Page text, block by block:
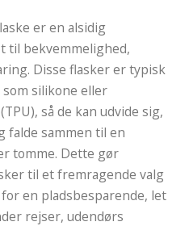
er en alsidig
til bekvemmelighed,
Disse flasker er typisk
silikone eller
så de kan udvide sig,
falde sammen til en
tomme. Dette gør
til et fremragende valg
en pladsbesparende, let
rejser, udendørs